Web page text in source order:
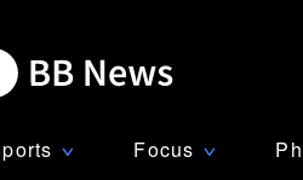
∨ Focus ∨